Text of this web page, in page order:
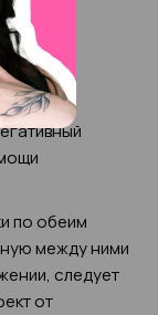
его
же
по обеим
между ними
следует
от